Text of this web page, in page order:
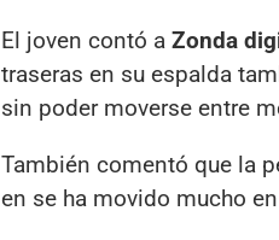
El joven contó a Zonda
traseras en su espalda
sin poder moverse entre
También comentó que la
en se ha movido mucho